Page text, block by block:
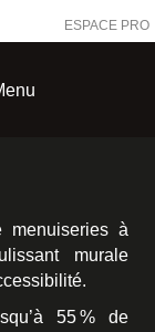
ESPACE PRO
menuiseries à
murale
55 % de